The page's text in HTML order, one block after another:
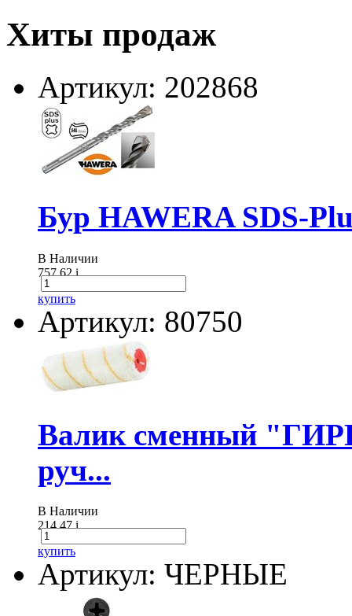
Хиты продаж
Артикул: 202868
Бур HAWERA SDS-
В Наличии
757.62i
купить
Артикул: 80750
Валик сменный
руч...
В Наличии
214.47i
купить
Артикул: ЧЕРНЫЕ